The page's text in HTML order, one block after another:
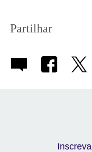
Partilhar